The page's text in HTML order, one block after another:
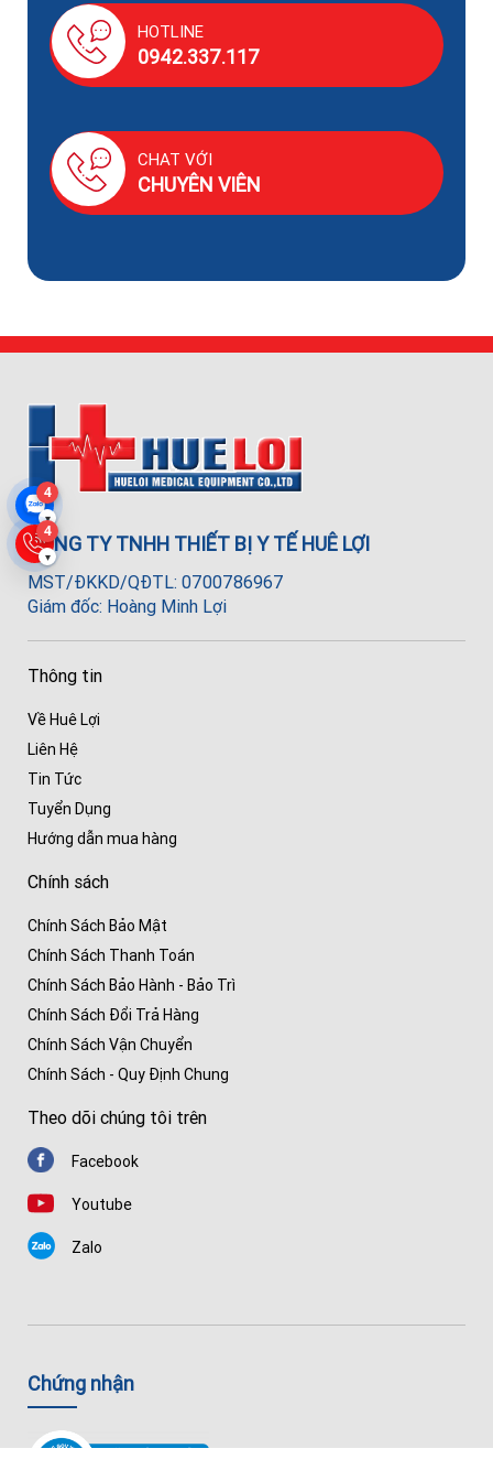
HOTLINE
0942.337.117
CHAT VỚI
CHUYÊN VIÊN
4
▾
4
▾
CÔNG TY TNHH THIẾT BỊ Y TẾ HUÊ LỢI
MST/ĐKKD/QĐTL: 0700786967
Giám đốc: Hoàng Minh Lợi
Thông tin
Về Huê Lợi
Liên Hệ
Tin Tức
Tuyển Dụng
Hướng dẫn mua hàng
Chính sách
Chính Sách Bảo Mật
Chính Sách Thanh Toán
Chính Sách Bảo Hành - Bảo Trì
Chính Sách Đổi Trả Hàng
Chính Sách Vận Chuyển
Chính Sách - Quy Định Chung
Theo dõi chúng tôi trên
Facebook
Youtube
Zalo
Chứng nhận